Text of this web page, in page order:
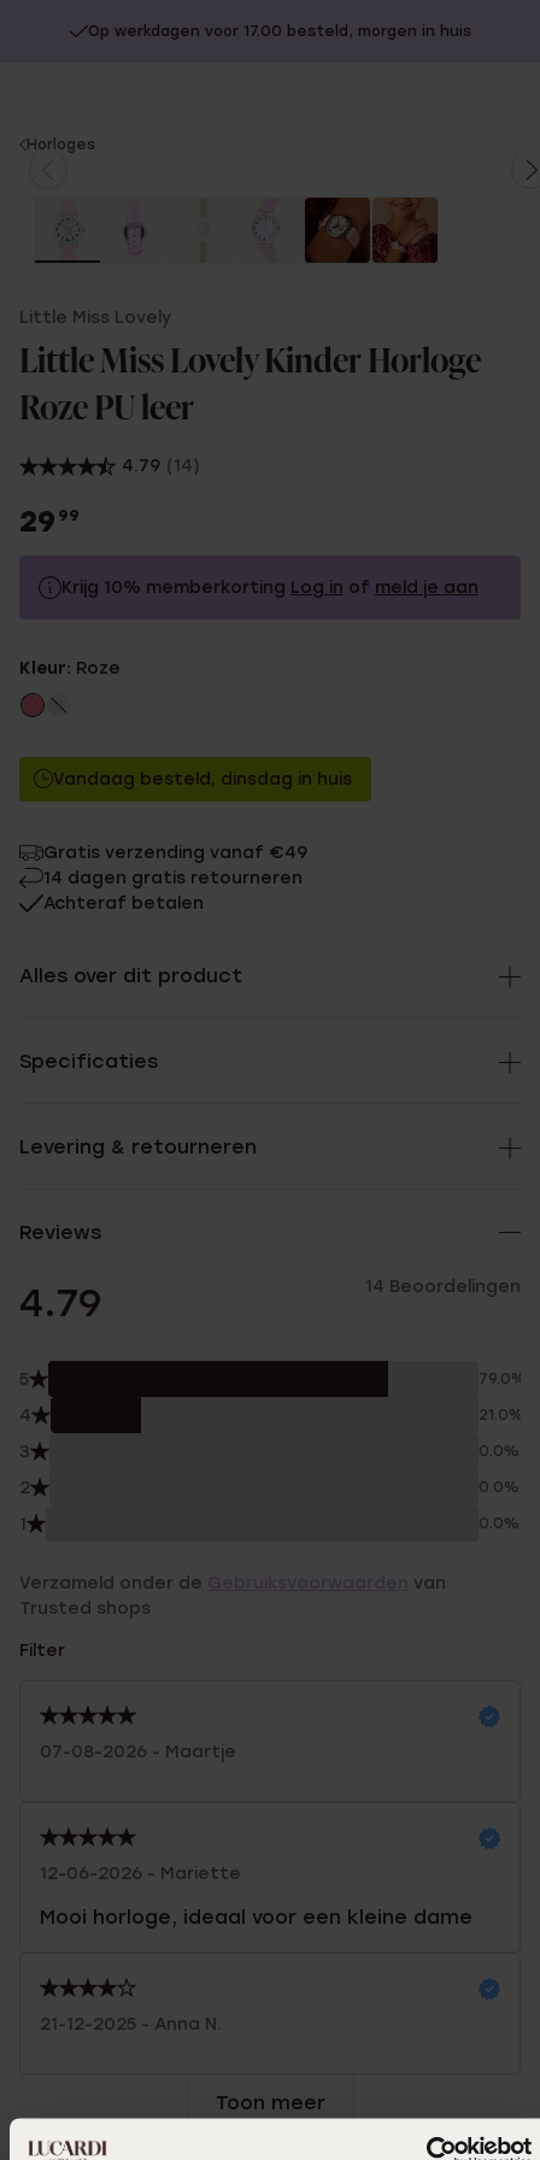
Op werkdagen voor 17.00 besteld, morgen in huis
You
Horloges
Little Miss Lovely
Little Miss Lovely Kinder Horloge
Roze PU leer
4.79 (14)
29 99
Krijg 10% memberkorting Log in of meld je aan
Zonder memberkorting
Kleur: Roze
Vandaag besteld, dinsdag in huis
Gratis verzending vanaf €49
14 dagen gratis retourneren
Achteraf betalen
Alles over dit product
Specificaties
Levering & retourneren
Reviews
4.79 14 Beoordelingen
5 79.0%
4 21.0%
3 0.0%
2 0.0%
1 0.0%
Verzameld onder de
van
Trusted shops
Filter
07-08-2026 - Maartje
12-06-2026 - Mariette
Mooi horloge, ideaal voor een kleine dame
21-12-2025 - Anna N.
Toon meer